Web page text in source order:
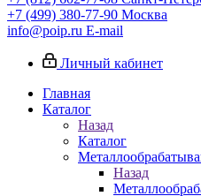
+7 (499) 380-77-90 Москва
info@poip.ru E-mail
Личный кабинет
Главная
Каталог
Назад
Каталог
Назад